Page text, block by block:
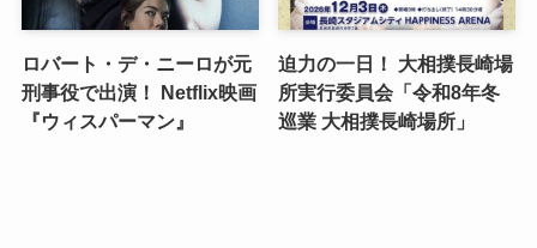
ロバート・デ・ニーロが元
刑事役で出演！ Netflix映画
『ウィスパーマン』
迫力の一日！ 大相撲長崎場
所実行委員会「令和8年冬
巡業 大相撲長崎場所」